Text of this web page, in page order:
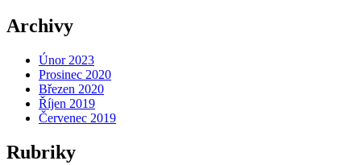
Archivy
Únor 2023
Prosinec 2020
Březen 2020
Říjen 2019
Červenec 2019
Rubriky